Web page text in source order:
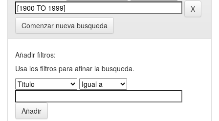
Comenzar nueva busqueda
Añadir filtros:
Usa los filtros para afinar la busqueda.